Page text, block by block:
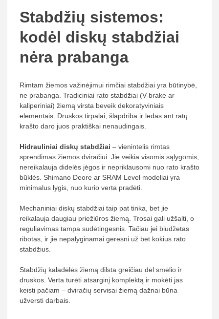
Stabdžių sistemos:
kodėl diskų stabdžiai
nėra prabanga
Rimtam žiemos važinėjimui rimčiai stabdžiai yra būtinybė,
ne prabanga. Tradiciniai rato stabdžiai (V-brake ar
kaliperiniai) žiemą virsta beveik dekoratyviniais
elementais. Druskos tirpalai, šlapdriba ir ledas ant ratų
krašto daro juos praktiškai nenaudingais.
Hidrauliniai diskų stabdžiai – vienintelis rimtas
sprendimas žiemos dviračiui. Jie veikia visomis sąlygomis,
nereikalauja didelės jėgos ir nepriklausomi nuo rato krašto
būklės. Shimano Deore ar SRAM Level modeliai yra
minimalus lygis, nuo kurio verta pradėti.
Mechaniniai diskų stabdžiai taip pat tinka, bet jie
reikalauja daugiau priežiūros žiemą. Trosai gali užšalti, o
reguliavimas tampa sudėtingesnis. Tačiau jei biudžetas
ribotas, ir jie nepalyginamai geresni už bet kokius rato
stabdžius.
Stabdžių kaladėlės žiemą dilsta greičiau dėl smėlio ir
druskos. Verta turėti atsarginį komplektą ir mokėti jas
keisti pačiam – dviračių servisai žiemą dažnai būna
užversti darbais.